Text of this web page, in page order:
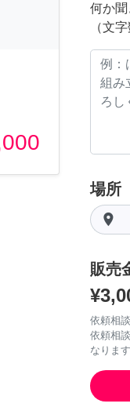
何か
（文
場所
room
販売
依頼相
依頼相
なります